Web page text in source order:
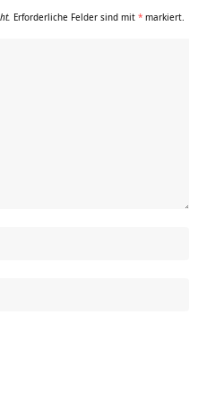
Erforderliche Felder sind mit * markiert.